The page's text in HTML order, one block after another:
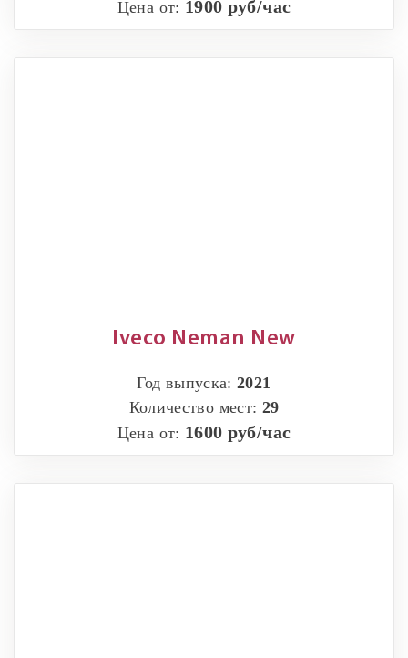
Цена от: 1900 руб/час
Iveco Neman New
Год выпуска:2021
Количество мест: 29
Цена от: 1600 руб/час